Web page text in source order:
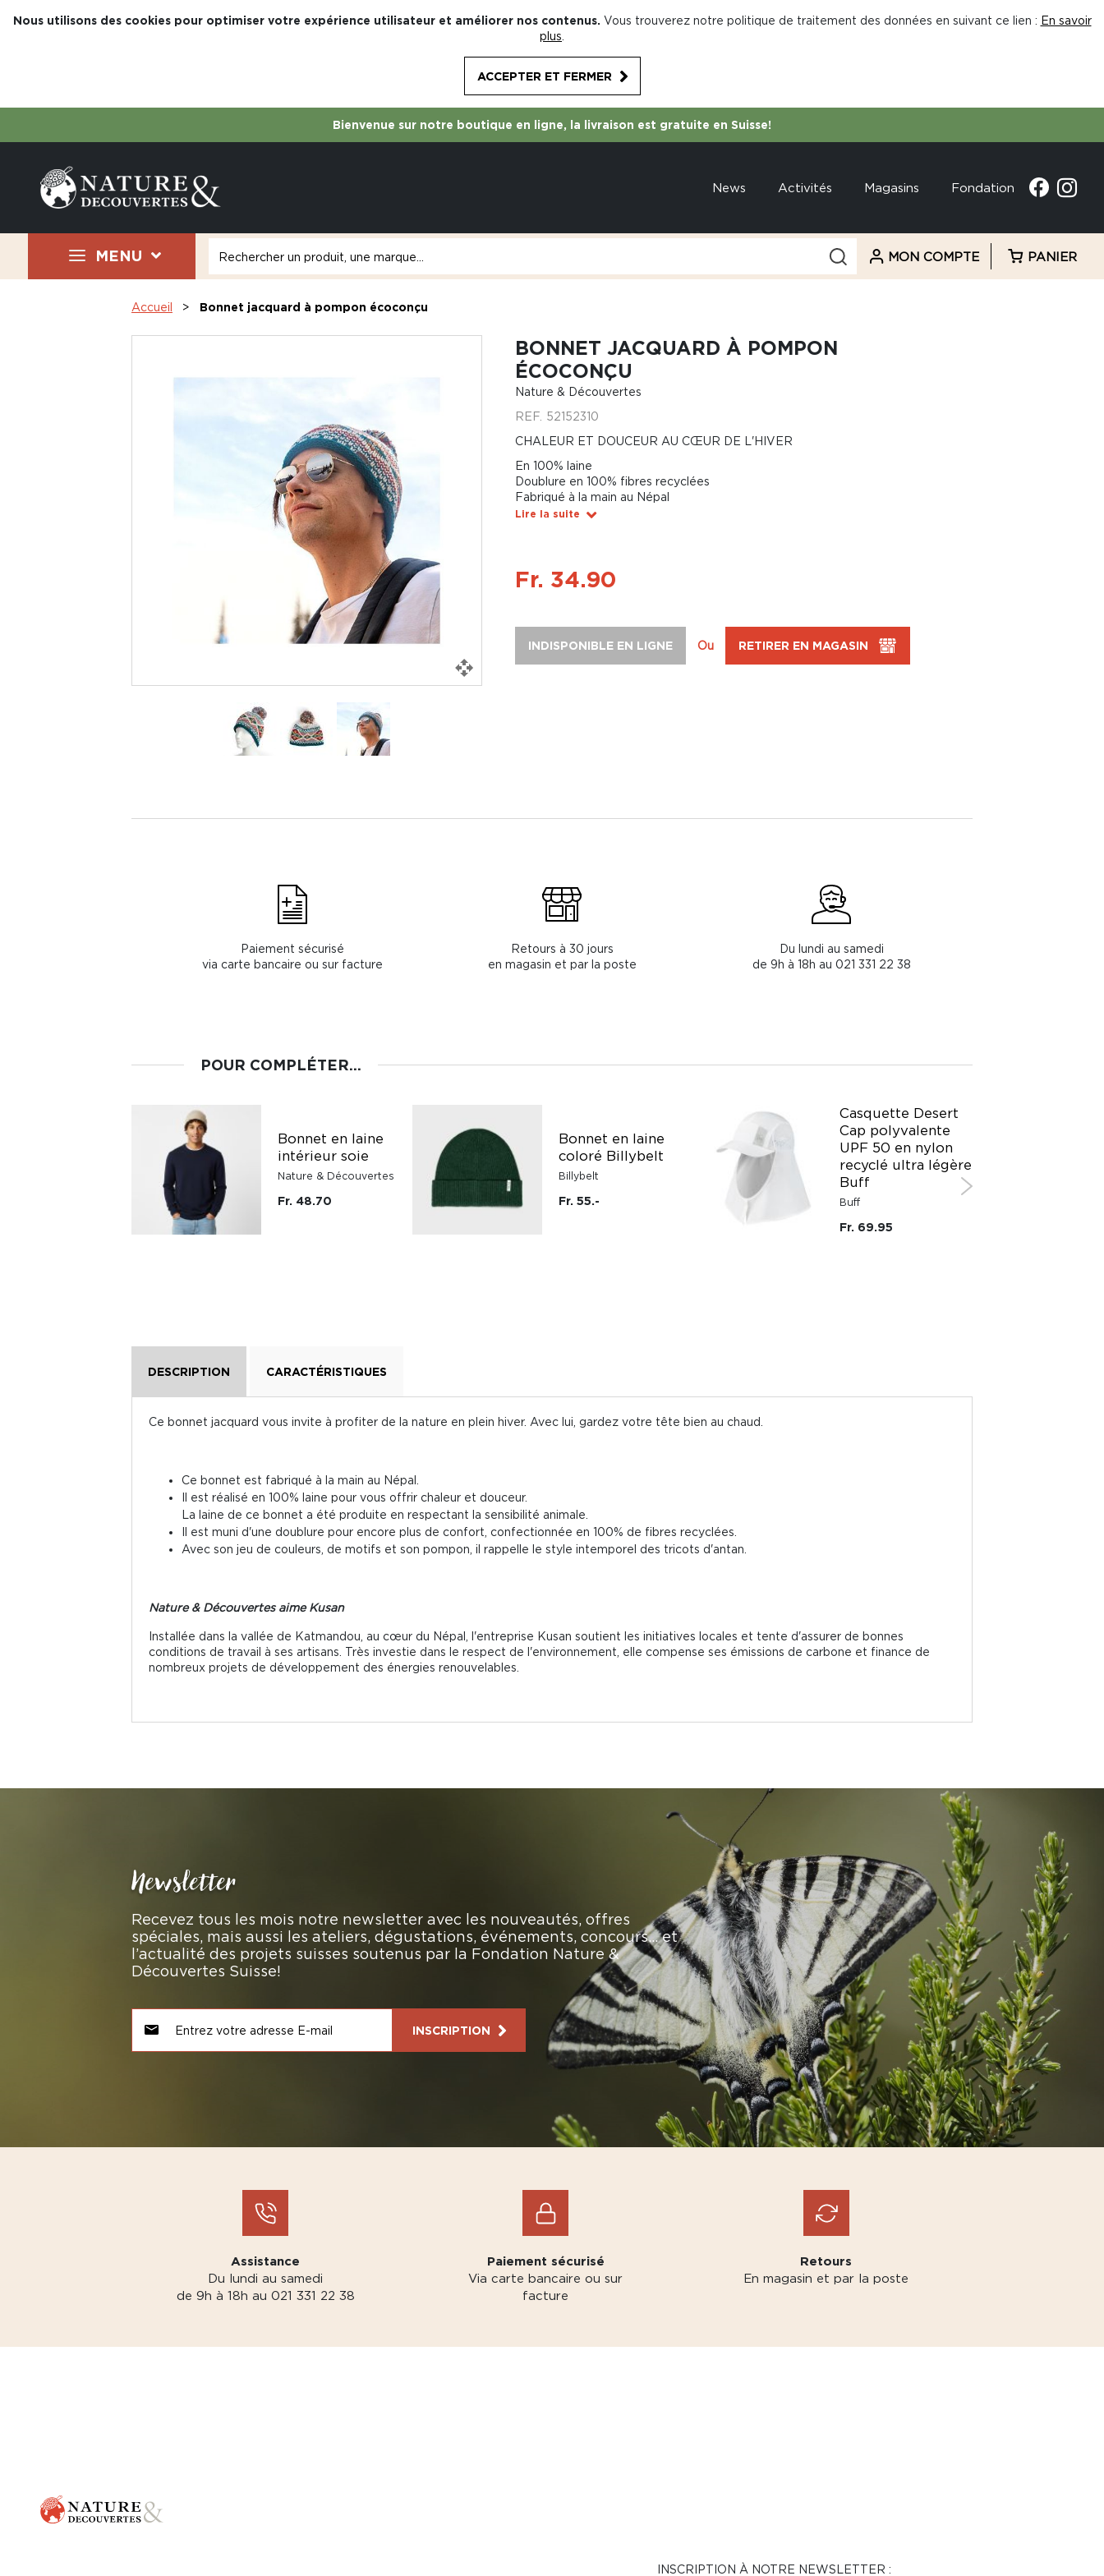
Nous utilisons des cookies pour optimiser votre expérience utilisateur et améliorer nos contenus. Vous trouverez notre politique de traitement des données en suivant ce lien : En savoir
plus
ACCEPTER ET FERMER
Bienvenue sur notre boutique en ligne, la livraison est gratuite en Suisse!
News Activités Magasins Fondation
MENU MON COMPTE PANIER
Accueil Bonnet jacquard à pompon écoconçu
BONNET JACQUARD À POMPON
ÉCOCONÇU
Nature & Découvertes
REF. 52152310
CHALEUR ET DOUCEUR AU CŒUR DE L'HIVER
En 100% laine
Doublure en 100% fibres recyclées
Fabriqué à la main au Népal
Lire la suite
Fr. 34.90
INDISPONIBLE EN LIGNE Ou RETIRER EN MAGASIN
Paiement sécurisé
via carte bancaire ou sur facture
Retours à 30 jours
en magasin et par la poste
Du lundi au samedi
de 9h à 18h au 021 331 22 38
POUR COMPLÉTER...
Bonnet en laine
intérieur soie
Nature & Découvertes
Fr. 48.70
Bonnet en laine
coloré Billybelt
Billybelt
Fr. 55.-
Casquette Desert
Cap polyvalente
UPF 50 en nylon
recyclé ultra légère
Buff
Buff
Fr. 69.95
DESCRIPTION CARACTÉRISTIQUES
Ce bonnet jacquard vous invite à profiter de la nature en plein hiver. Avec lui, gardez votre tête bien au chaud.
Ce bonnet est fabriqué à la main au Népal.
Il est réalisé en 100% laine pour vous offrir chaleur et douceur.
La laine de ce bonnet a été produite en respectant la sensibilité animale.
Il est muni d'une doublure pour encore plus de confort, confectionnée en 100% de fibres recyclées.
Avec son jeu de couleurs, de motifs et son pompon, il rappelle le style intemporel des tricots d'antan.
Nature & Découvertes aime Kusan
Installée dans la vallée de Katmandou, au cœur du Népal, l'entreprise Kusan soutient les initiatives locales et tente d'assurer de bonnes
conditions de travail à ses artisans. Très investie dans le respect de l'environnement, elle compense ses émissions de carbone et finance de
nombreux projets de développement des énergies renouvelables.
Newsletter
Recevez tous les mois notre newsletter avec les nouveautés, offres
spéciales, mais aussi les ateliers, dégustations, événements, concours… et
l’actualité des projets suisses soutenus par la Fondation Nature &
Découvertes Suisse!
INSCRIPTION
Assistance
Du lundi au samedi
de 9h à 18h au 021 331 22 38
Paiement sécurisé
Via carte bancaire ou sur
facture
Retours
En magasin et par la poste
INSCRIPTION À NOTRE NEWSLETTER :